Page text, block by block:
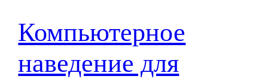
Компьютерное
наведение для